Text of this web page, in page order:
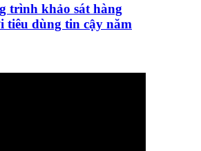
trình khảo sát hàng
tiêu dùng tin cậy năm